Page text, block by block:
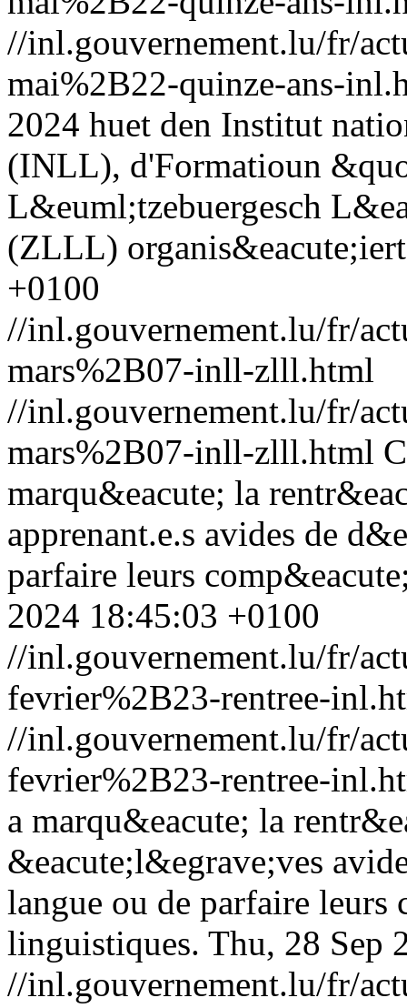
//inl.gouvernement.lu/fr/
mai%2B22-quinze-ans-
2024 huet den Institut
(INLL), d'Formatioun
L&euml;tzebuergesch
(ZLLL)
+0100
//inl.gouvernement.lu/fr/
mars%2B07-inll-zlll.html
//inl.gouvernement.lu/fr/
mars%2B07-inll-zlll.html
marqu&eacute; la
apprenant.e.s avides de
parfaire leurs
2024 18:45:03 +0100
//inl.gouvernement.lu/fr/
fevrier%2B23-rentree-
//inl.gouvernement.lu/fr/
fevrier%2B23-rentree-
a marqu&eacute; la
&eacute;l&egrave;ves
langue ou de parfaire leurs
linguistiques. Thu, 28 Sep
//inl.gouvernement.lu/fr/